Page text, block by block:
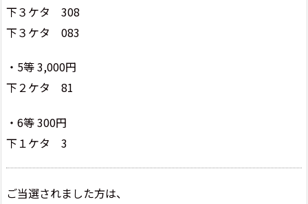
下３ケタ 308
下３ケタ 083
・5等 3,000円
下２ケタ 81
・6等 300円
下１ケタ 3
ご当選されました方は、